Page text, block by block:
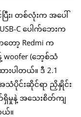
ပြီး၊ တစ်လုံးက အပေါ်
C ပေါက်ဘေးက
တော့ Redmi က
(ဘေ့စ်သံ
ပါတယ်။ ဒီ 2.1
သံပိုင်းဆိုင်ရာ ညှိနှိုင်း
ရှိမှုနဲ့ အသေးစိတ်ကျ
။